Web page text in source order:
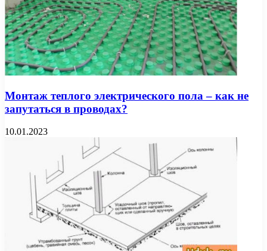
Монтаж теплого электрического пола – как не
запутаться в проводах?
10.01.2023